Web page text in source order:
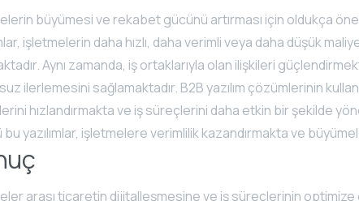
büyümesi ve rekabet gücünü artırması için oldukça
işletmelerin daha hızlı, daha verimli veya daha düşük
Aynı zamanda, iş ortaklarıyla olan ilişkileri
ilerlemesini sağlamaktadır. B2B yazılım çözümlerinin
hızlandırmakta ve iş süreçlerini daha etkin bir şekilde
bu yazılımlar, işletmelere verimlilik kazandırmakta ve
arası ticaretin dijitalleşmesine ve iş süreçlerinin optimize